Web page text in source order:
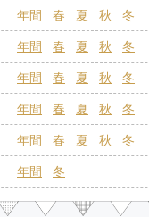
年間 春 夏 秋 冬
年間 春 夏 秋 冬
年間 春 夏 秋 冬
年間 春 夏 秋 冬
年間 春 夏 秋 冬
年間 冬